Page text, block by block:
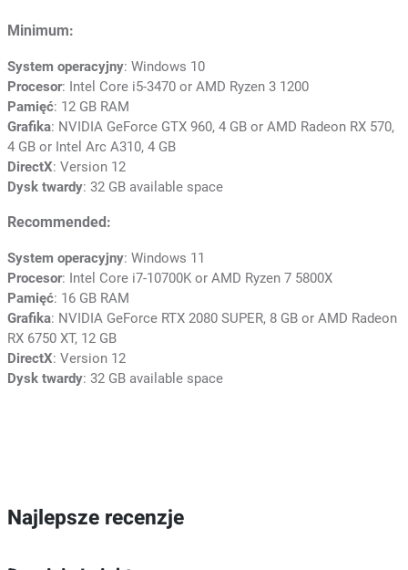
Minimum:
System operacyjny: Windows 10
Procesor: Intel Core i5-3470 or AMD Ryzen 3 1200
Pamięć: 12 GB RAM
Grafika: NVIDIA GeForce GTX 960, 4 GB or AMD Radeon RX 570,
4 GB or Intel Arc A310, 4 GB
DirectX: Version 12
Dysk twardy: 32 GB available space
Recommended:
System operacyjny: Windows 11
Procesor: Intel Core i7-10700K or AMD Ryzen 7 5800X
Pamięć: 16 GB RAM
Grafika: NVIDIA GeForce RTX 2080 SUPER, 8 GB or AMD Radeon
RX 6750 XT, 12 GB
DirectX: Version 12
Dysk twardy: 32 GB available space
Najlepsze recenzje